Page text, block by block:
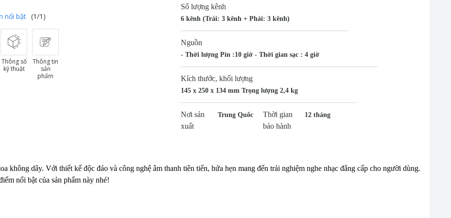
nổi bật (1/1)
Thông số
kỹ thuật
Thông tin
sản
phẩm
Số lượng kênh
6 kênh (Trái: 3 kênh + Phải: 3 kênh)
Nguồn
- Thời lượng Pin :10 giờ - Thời gian sạc : 4 giờ
Kích thước, khối lượng
145 x 250 x 134 mm Trọng lượng 2,4 kg
Nơi sản
xuất
Trung Quốc
Thời gian
bảo hành
12 tháng
không dây. Với thiết kế độc đáo và công nghệ âm thanh tiên tiến, hứa hẹn mang đến trải nghiệm nghe nhạc đẳng cấp cho người dùng.
nổi bật của sản phẩm này nhé!